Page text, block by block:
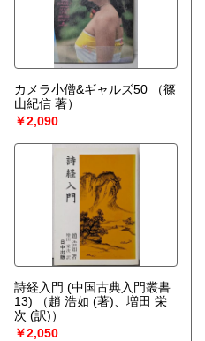
カメラ小僧&ギャルズ50
（篠
山紀信 著）
￥2,090
詩経入門 (中国古典入門叢書
13)
（趙 浩如 (著)、増田 栄
次 (訳)）
￥2,050